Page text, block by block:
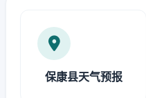
保康县天气预报